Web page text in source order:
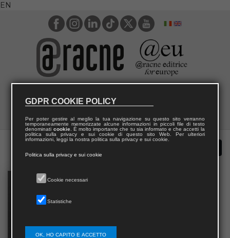
EN
GDPR COOKIE POLICY
Per poter gestire al meglio la tua navigazione su questo sito verranno
temporaneamente memorizzate alcune informazioni in piccoli file di testo
denominati cookie. È molto importante che tu sia informato e che accetti la
politica sulla privacy e sui cookie di questo sito Web. Per ulteriori
informazioni, leggi la nostra politica sulla privacy e sui cookie.
Politica sulla privacy e sui cookie
Cookie necessari
Statistiche
OK, HO CAPITO E ACCETTO